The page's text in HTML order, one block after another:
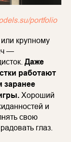
portfolio
или крупному
—
Даже
работают
заранее
Хороший
и
свою
глаз.